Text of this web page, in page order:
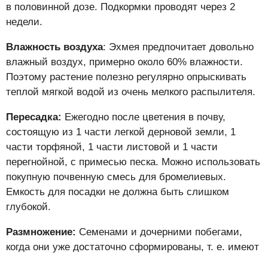
в половинной дозе. Подкормки проводят через 2
недели.
Влажность воздуха: Эхмея предпочитает довольно
влажный воздух, примерно около 60% влажности.
Поэтому растение полезно регулярно опрыскивать
теплой мягкой водой из очень мелкого распылителя.
Пересадка: Ежегодно после цветения в почву,
состоящую из 1 части легкой дерновой земли, 1
части торфяной, 1 части листовой и 1 части
перегнойной, с примесью песка. Можно использовать
покупную почвенную смесь для бромелиевых.
Емкость для посадки не должна быть слишком
глубокой.
Размножение: Семенами и дочерними побегами,
когда они уже достаточно сформированы, т. е. имеют